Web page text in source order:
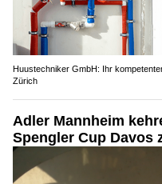
Huustechniker GmbH: Ihr
Zürich
Adler Mannheim
Spengler Cup Davos